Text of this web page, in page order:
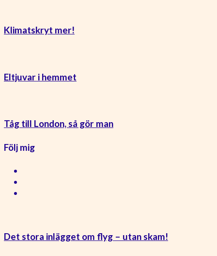
Klimatskryt mer!
Eltjuvar i hemmet
Tåg till London, så gör man
Följ mig
Det stora inlägget om flyg – utan skam!